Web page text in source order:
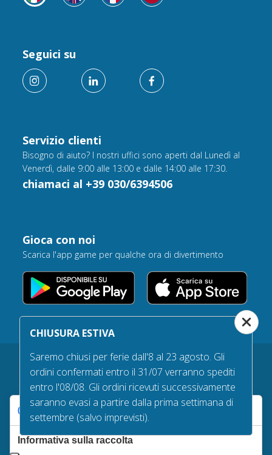
Servizio clienti
Bisogno di aiuto? I nostri uffici sono aperti dal Lunedì al
Venerdì, dalle 9:00 alle 13:00 e dalle 14:00 alle 17:30.
chiamaci al +39 030/6394506
Seguici su
Gioca con noi
Scarica l'app game per qualche ora di divertimento
Garanzie d’acquisto
Tempi e costi di spedizione
CHIUSURA ESTIVA
Saremo chiusi per ferie dall'8 al 23 agosto. Gli
ordini confermati entro il 31/07 verranno spediti
entro l'08/08. Gli ordini ricevuti successivamente
saranno evasi a partire dalla prima settimana di
settembre (salvo imprevisti).
Le tue preferenze relative alla privacy
Informativa sulla raccolta